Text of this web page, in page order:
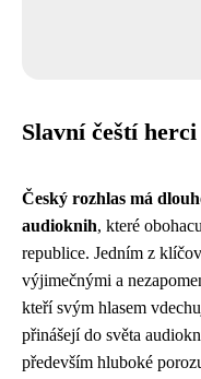
Slavní čeští
Český rozhlas má
audioknih, které
republice. Jedním z
výjimečnými a
kteří svým hlasem
přinášejí do světa
především hluboké